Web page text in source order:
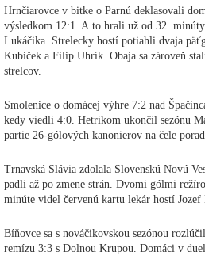
Hrnčiarovce v bitke o Parnú deklasovali
výsledkom 12:1. A to hrali už od 32.
Lukáčika. Strelecky hostí potiahli dvaja
Kubiček a Filip Uhrík. Obaja sa zároveň
strelcov.
Smolenice o domácej výhre 7:2 nad
kedy viedli 4:0. Hetrikom ukončil sezónu
partie 26-gólových kanonierov na čele
Trnavská Slávia zdolala Slovenskú Novú
padli až po zmene strán. Dvomi gólmi
minúte videl červenú kartu lekár hostí Jozef
Bíňovce sa s nováčikovskou sezónou
remízu 3:3 s Dolnou Krupou. Domáci v